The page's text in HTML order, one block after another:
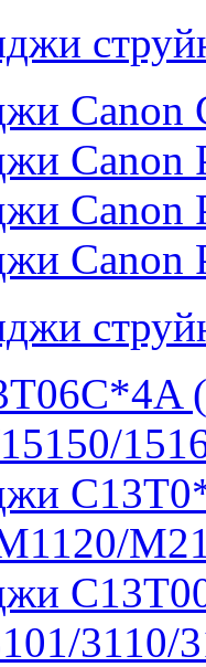
Canon
Canon
Canon
Canon
3110/